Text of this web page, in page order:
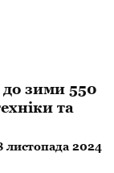
зими 550
та
листопада 2024